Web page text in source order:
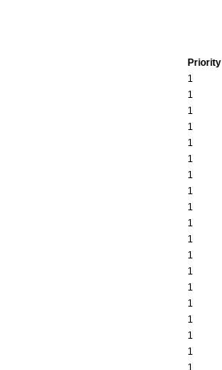
Priority
1
1
1
1
1
1
1
1
1
1
1
1
1
1
1
1
1
1
1